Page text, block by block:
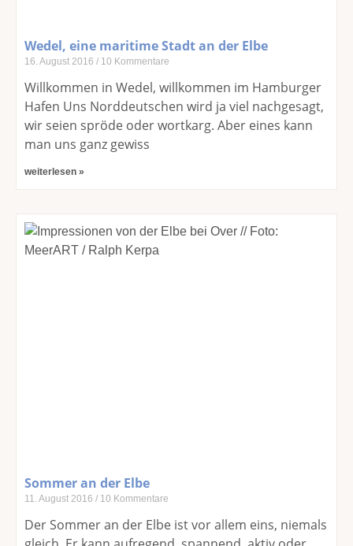
Wedel, eine maritime Stadt an der Elbe
16. August 2016 10 Kommentare
Willkommen in Wedel, willkommen im Hamburger
Hafen Uns Norddeutschen wird ja viel nachgesagt,
wir seien spröde oder wortkarg. Aber eines kann
man uns ganz gewiss
weiterlesen »
Sommer an der Elbe
11. August 2016 10 Kommentare
Der Sommer an der Elbe ist vor allem eins, niemals